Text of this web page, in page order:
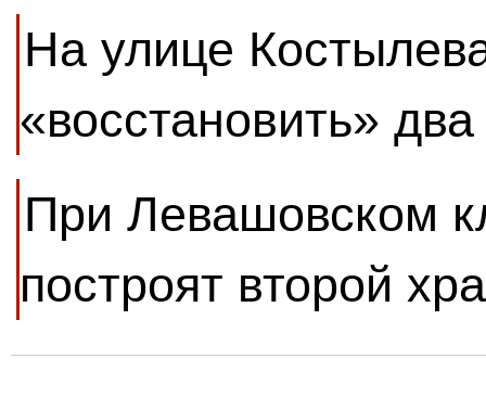
На улице
«восстановить»
При Левашовском
построят второй